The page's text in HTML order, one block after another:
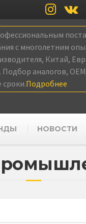
с многолетним
Китай,
аналогов,
Подробнее
НОВОСТИ